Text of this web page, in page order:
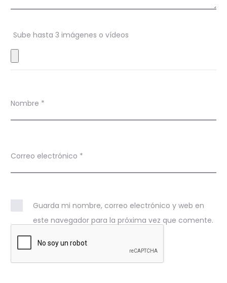
s
Sube hasta 3 imágenes o vídeos
Nombre *
Correo electrónico *
Guarda mi nombre, correo electrónico y web en
este navegador para la próxima vez que comente.